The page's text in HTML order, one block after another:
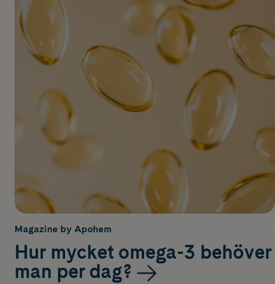
Magazine by Apohem
Hur mycket omega-3 behöver
man per dag?